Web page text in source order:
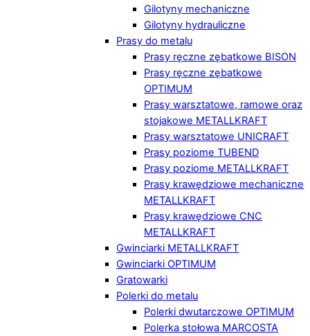
Gilotyny mechaniczne
Gilotyny hydrauliczne
Prasy do metalu
Prasy ręczne zębatkowe BISON
Prasy ręczne zębatkowe
OPTIMUM
Prasy warsztatowe, ramowe oraz
stojakowe METALLKRAFT
Prasy warsztatowe UNICRAFT
Prasy poziome TUBEND
Prasy poziome METALLKRAFT
Prasy krawędziowe mechaniczne
METALLKRAFT
Prasy krawędziowe CNC
METALLKRAFT
Gwinciarki METALLKRAFT
Gwinciarki OPTIMUM
Gratowarki
Polerki do metalu
Polerki dwutarczowe OPTIMUM
Polerka stołowa MARCOSTA